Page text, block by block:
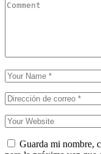
Guarda mi nombre,